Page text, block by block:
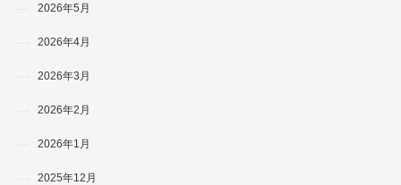
2026年5月
2026年4月
2026年3月
2026年2月
2026年1月
2025年12月